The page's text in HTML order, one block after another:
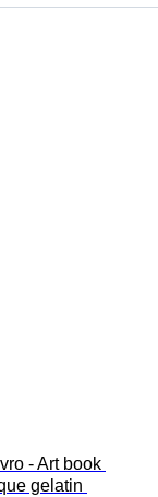
- Art book
gelatin